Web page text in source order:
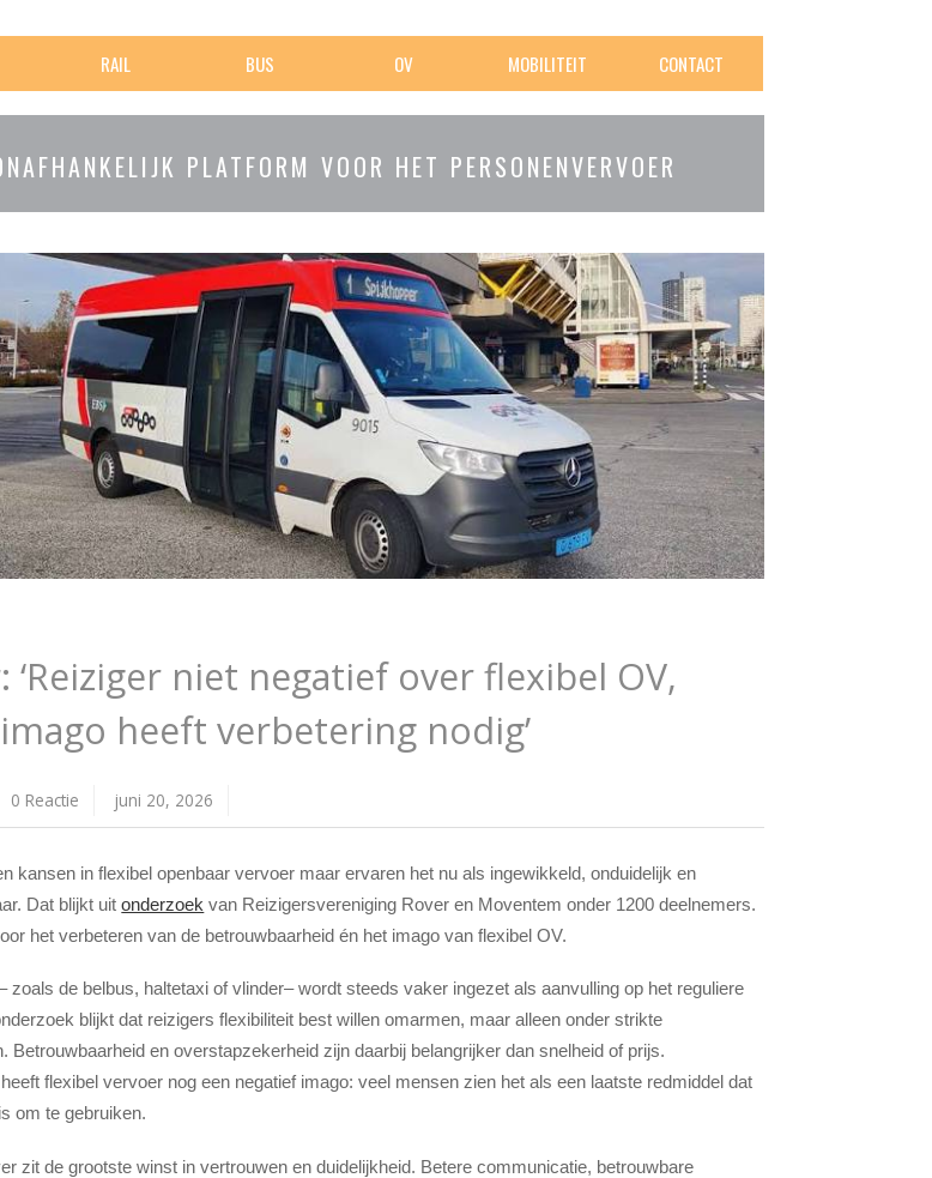
RAIL BUS OV MOBILITEIT CONTACT
PLATFORM VOOR HET PERSONENVERVOER
‘Reiziger niet negatief over flexibel OV,
heeft verbetering nodig’
0 Reactie juni 20, 2026
kansen in flexibel openbaar vervoer maar ervaren het nu als ingewikkeld, onduidelijk en
Dat blijkt uitonderzoek van Reizigersvereniging Rover en Moventem onder 1200 deelnemers.
het verbeteren van de betrouwbaarheid én het imago van flexibel OV.
zoals de belbus, haltetaxi of vlinder– wordt steeds vaker ingezet als aanvulling op het reguliere
blijkt dat reizigers flexibiliteit best willen omarmen, maar alleen onder strikte
Betrouwbaarheid en overstapzekerheid zijn daarbij belangrijker dan snelheid of prijs.
flexibel vervoer nog een negatief imago: veel mensen zien het als een laatste redmiddel dat
om te gebruiken.
zit de grootste winst in vertrouwen en duidelijkheid. Betere communicatie, betrouwbare